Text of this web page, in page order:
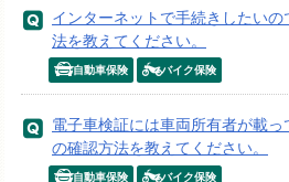
インターネットで手続きしたい
法を教えてください。
自動車保険 バイク保険
電子車検証には車両所有者が載
の確認方法を教えてください。
自動車保険 バイク保険